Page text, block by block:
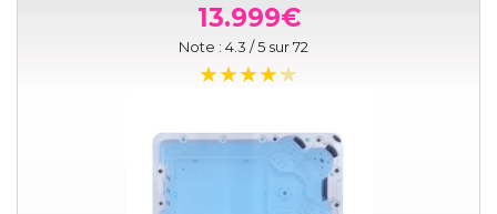
13.999€
Note : 4.3 / 5 sur72